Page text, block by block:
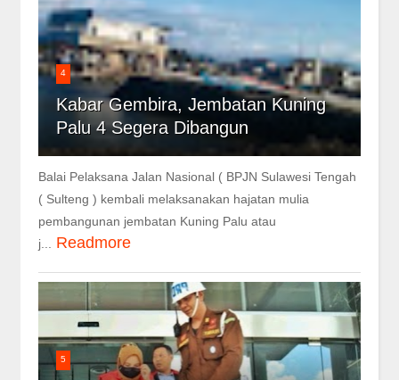
4
Kabar Gembira, Jembatan Kuning
Palu 4 Segera Dibangun
Balai Pelaksana Jalan Nasional ( BPJN Sulawesi Tengah
( Sulteng ) kembali melaksanakan hajatan mulia
pembangunan jembatan Kuning Palu atau
j...
Readmore
5